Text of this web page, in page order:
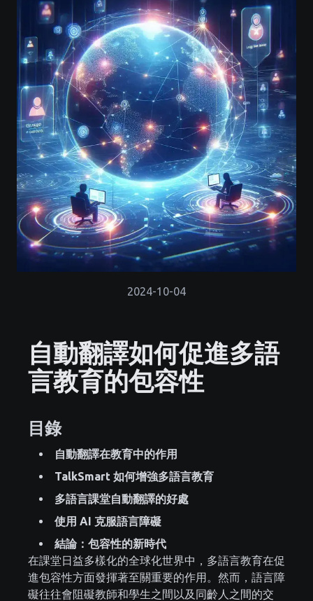
2024-10-04
自動翻譯如何促進多語
言教育的包容性
目錄
自動翻譯在教育中的作用
TalkSmart 如何增強多語言教育
多語言課堂自動翻譯的好處
使用 AI 克服語言障礙
結論：包容性的新時代
在課堂日益多樣化的全球化世界中，多語言教育在促
進包容性方面發揮著至關重要的作用。然而，語言障
礙往往會阻礙教師和學生之間以及同齡人之間的交